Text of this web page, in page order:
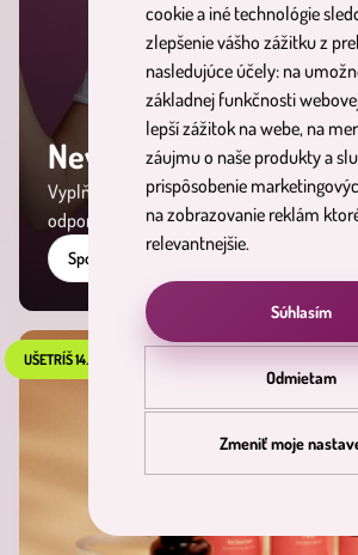
cookie a iné technológie
zlepšenie vášho zážitku z
nasledujúce účely: na
základnej funkčnosti
lepší zážitok na webe, na
záujmu o naše produkty a
prispôsobenie
na zobrazovanie reklám
relevantnejšie.
Súhlasím
Odmietam
Zmeniť moje
Nevieš si vybrať ?
Vyplň si dotazník v službe miPLAN úplne
odporučíme ti produkty presne na mieru.
Spoznaj cestu
UŠETRÍŠ 14.9 €